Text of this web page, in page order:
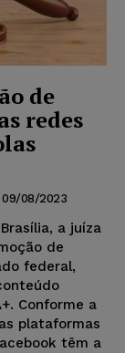
de
redes
09/08/2023
a juíza
de
federal,
Conforme a
plataformas
têm a